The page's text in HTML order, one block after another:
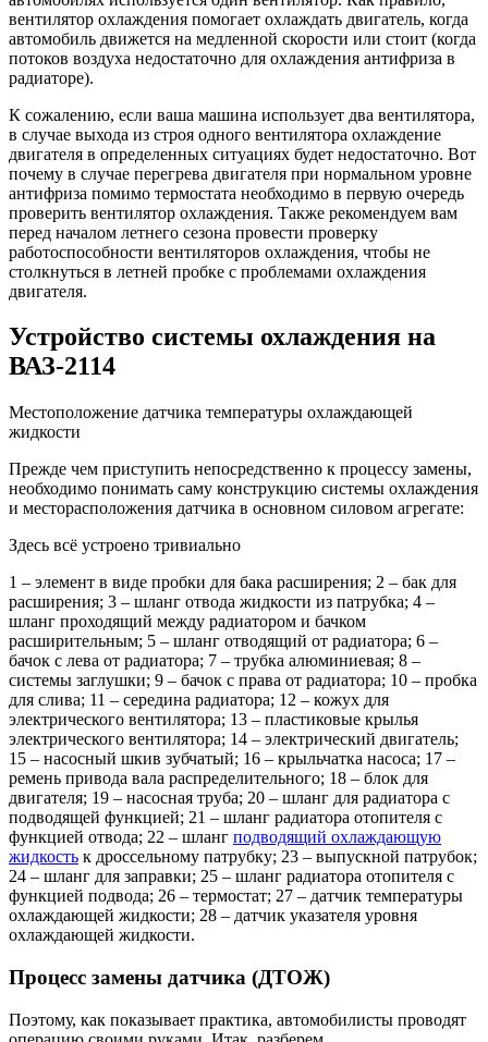
вентилятор охлаждения помогает охлаждать двигатель, когда
автомобиль движется на медленной скорости или стоит (когда
потоков воздуха недостаточно для охлаждения антифриза в
радиаторе).
К сожалению, если ваша машина использует два вентилятора,
в случае выхода из строя одного вентилятора охлаждение
двигателя в определенных ситуациях будет недостаточно. Вот
почему в случае перегрева двигателя при нормальном уровне
антифриза помимо термостата необходимо в первую очередь
проверить вентилятор охлаждения. Также рекомендуем вам
перед началом летнего сезона провести проверку
работоспособности вентиляторов охлаждения, чтобы не
столкнуться в летней пробке с проблемами охлаждения
двигателя.
Устройство системы охлаждения на
ВАЗ-2114
Местоположение датчика температуры охлаждающей
жидкости
Прежде чем приступить непосредственно к процессу замены,
необходимо понимать саму конструкцию системы охлаждения
и месторасположения датчика в основном силовом агрегате:
Здесь всё устроено тривиально
1 – элемент в виде пробки для бака расширения; 2 – бак для
расширения; 3 – шланг отвода жидкости из патрубка; 4 –
шланг проходящий между радиатором и бачком
расширительным; 5 – шланг отводящий от радиатора; 6 –
бачок с лева от радиатора; 7 – трубка алюминиевая; 8 –
системы заглушки; 9 – бачок с права от радиатора; 10 – пробка
для слива; 11 – середина радиатора; 12 – кожух для
электрического вентилятора; 13 – пластиковые крылья
электрического вентилятора; 14 – электрический двигатель;
15 – насосный шкив зубчатый; 16 – крыльчатка насоса; 17 –
ремень привода вала распределительного; 18 – блок для
двигателя; 19 – насосная труба; 20 – шланг для радиатора с
подводящей функцией; 21 – шланг радиатора отопителя с
функцией отвода; 22 – шланг подводящий охлаждающую
жидкость к дроссельному патрубку; 23 – выпускной патрубок;
24 – шланг для заправки; 25 – шланг радиатора отопителя с
функцией подвода; 26 – термостат; 27 – датчик температуры
охлаждающей жидкости; 28 – датчик указателя уровня
охлаждающей жидкости.
Процесс замены датчика (ДТОЖ)
Поэтому, как показывает практика, автомобилисты проводят